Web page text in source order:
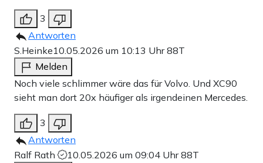
3
Antworten
S.Heinke10.05.2026 um 10:13 Uhr88T
Melden
Noch viele schlimmer wäre das für Volvo. Und XC90
sieht man dort 20x häufiger als irgendeinen Mercedes.
3
Antworten
Ralf Rath
10.05.2026 um 09:04 Uhr88T